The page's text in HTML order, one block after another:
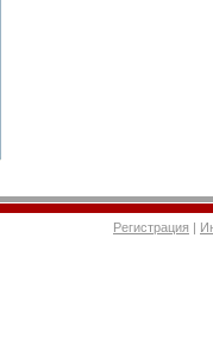
Регистрация |